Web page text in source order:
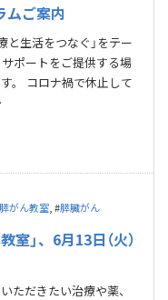
ご案内
と生活をつなぐ」をテー
ポートをご提供する場
。 コロナ禍で休止して
膵がん教室 , #膵臓がん
」、6月13日（火）
ただきたい治療や薬、